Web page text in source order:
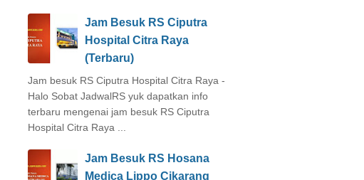
Jam Besuk RS Ciputra
Hospital Citra Raya
(Terbaru)
Jam besuk RS Ciputra Hospital Citra Raya -
Halo Sobat JadwalRS yuk dapatkan info
terbaru mengenai jam besuk RS Ciputra
Hospital Citra Raya ...
Jam Besuk RS Hosana
Medica Lippo Cikarang